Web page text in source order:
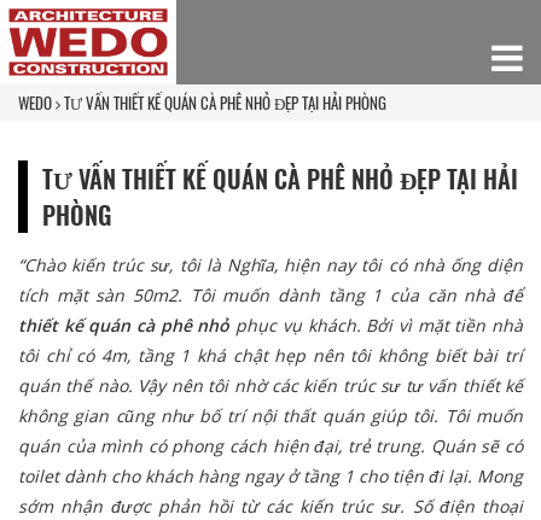
WEDO TƯ VẤN THIẾT KẾ QUÁN CÀ PHÊ NHỎ ĐẸP TẠI HẢI PHÒNG
TƯ VẤN THIẾT KẾ QUÁN CÀ PHÊ NHỎ ĐẸP TẠI HẢI
PHÒNG
“Chào kiến trúc sư, tôi là Nghĩa, hiện nay tôi có nhà ống diện
tích mặt sàn 50m2. Tôi muốn dành tầng 1 của căn nhà để
thiết kế quán cà phê nhỏ phục vụ khách. Bởi vì mặt tiền nhà
tôi chỉ có 4m, tầng 1 khá chật hẹp nên tôi không biết bài trí
quán thế nào. Vậy nên tôi nhờ các kiến trúc sư tư vấn thiết kế
không gian cũng như bố trí nội thất quán giúp tôi. Tôi muốn
quán của mình có phong cách hiện đại, trẻ trung. Quán sẽ có
toilet dành cho khách hàng ngay ở tầng 1 cho tiện đi lại. Mong
sớm nhận được phản hồi từ các kiến trúc sư. Số điện thoại